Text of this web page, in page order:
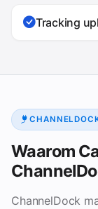
Tracking
Waarom
ChannelDock